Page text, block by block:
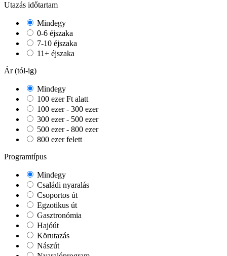
Utazás időtartam
Mindegy
0-6 éjszaka
7-10 éjszaka
11+ éjszaka
Ár (tól-ig)
Mindegy
100 ezer Ft alatt
100 ezer - 300 ezer
300 ezer - 500 ezer
500 ezer - 800 ezer
800 ezer felett
Programtípus
Mindegy
Családi nyaralás
Csoportos út
Egzotikus út
Gasztronómia
Hajóút
Körutazás
Nászút